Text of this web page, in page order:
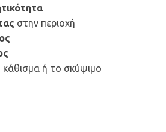
στην περιοχή
ή το σκύψιμο